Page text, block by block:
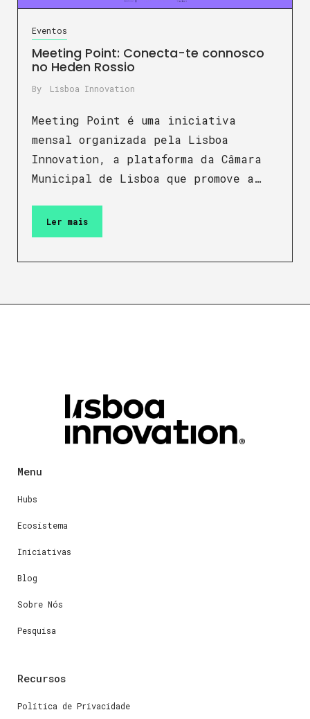
Eventos
Meeting Point: Conecta-te connosco
no Heden Rossio
By Lisboa Innovation
Meeting Point é uma iniciativa
mensal organizada pela Lisboa
Innovation, a plataforma da Câmara
Municipal de Lisboa que promove a…
Ler mais
Menu
Hubs
Ecosistema
Iniciativas
Blog
Sobre Nós
Pesquisa
Recursos
Política de Privacidade